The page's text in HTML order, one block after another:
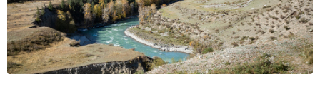
Лицензия:
Единый федеральный реестр туроператоров:
лицензия В031-00161-77/01649921
Документы:
Политика конфиденциальности